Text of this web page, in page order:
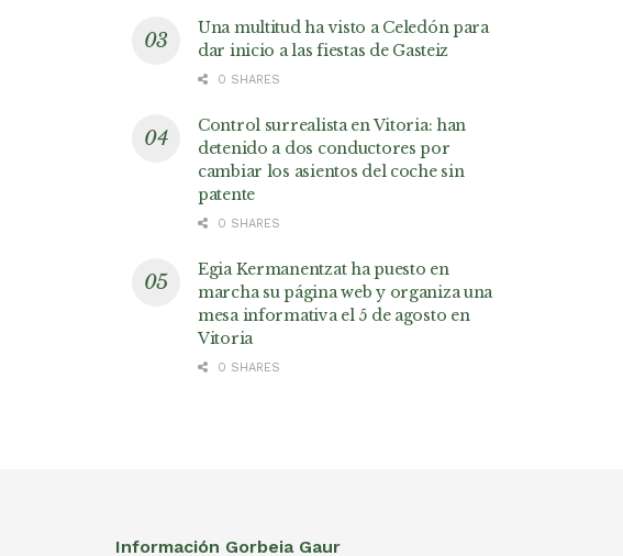
Una multitud ha visto a Celedón para
dar inicio a las fiestas de Gasteiz
0 SHARES
Control surrealista en Vitoria: han
detenido a dos conductores por
cambiar los asientos del coche sin
patente
0 SHARES
Egia Kermanentzat ha puesto en
marcha su página web y organiza una
mesa informativa el 5 de agosto en
Vitoria
0 SHARES
Información Gorbeia Gaur